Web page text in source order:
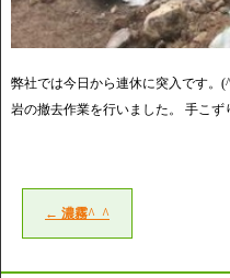
弊社では今日から連休に突入です。
岩の撤去作業を行いました。 手こず
← 濃霧^_^